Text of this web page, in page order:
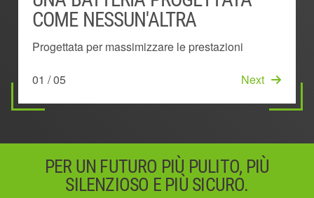
COME NESSUN'ALTRA
Progettata per massimizzare le prestazioni
01 / 05 Next
ALL'ESTERNO
Rimane fredda più a lungo per fornire più potenza
POTENZA
Mostra il livello di carica residua della batteria
03 / 05 Next
COOL'™
Mantiene prestazioni al top prevenendo il
Dissipa il calore in modo più efficace
PER UN FUTURO PIÙ PULITO, PIÙ
SILENZIOSO E PIÙ SICURO.